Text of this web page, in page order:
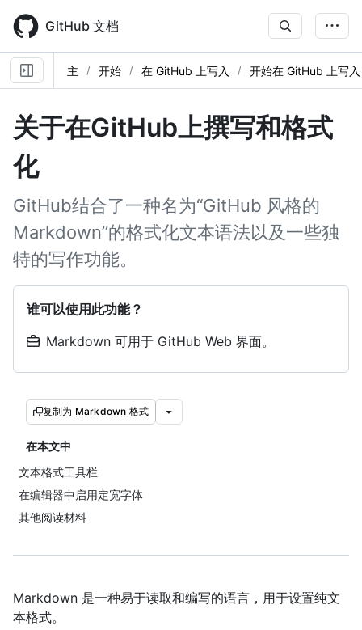
main
content
GitHub 文档
主 开始 在 GitHub 上写入 开始在 GitHub 上写入
关于在GitHub上撰写和格式
化
GitHub结合了一种名为“GitHub 风格的
Markdown”的格式化文本语法以及一些独
特的写作功能。
谁可以使用此功能？
Markdown 可用于 GitHub Web 界面。
复制为 Markdown 格式
在本文中
文本格式工具栏
在编辑器中启用定宽字体
其他阅读材料
Markdown 是一种易于读取和编写的语言，用于设置纯文
本格式。